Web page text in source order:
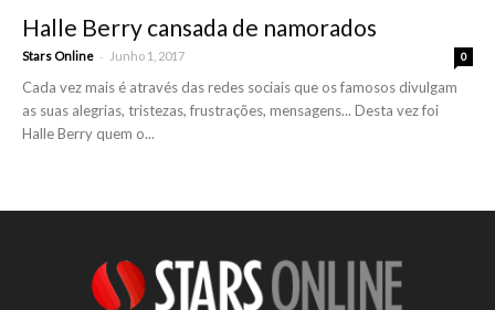
Halle Berry cansada de namorados
Stars Online - Junho 1, 2017 0
Cada vez mais é através das redes sociais que os famosos divulgam
as suas alegrias, tristezas, frustrações, mensagens... Desta vez foi
Halle Berry quem o...